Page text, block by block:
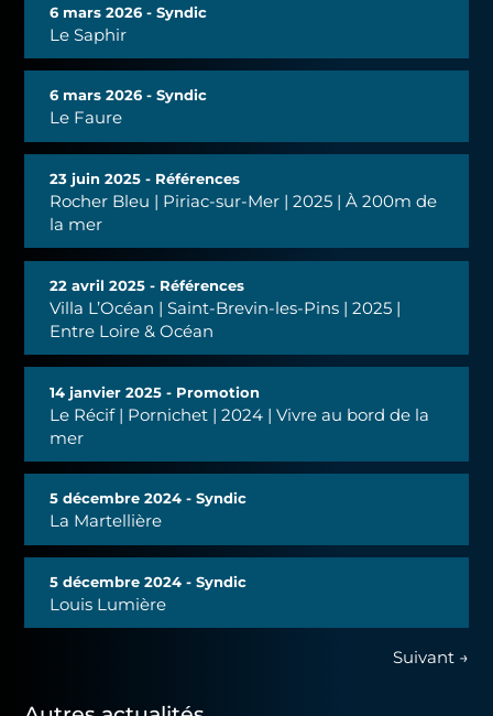
6 mars 2026 - Syndic
Le Saphir
6 mars 2026 - Syndic
Le Faure
23 juin 2025 - Références
Rocher Bleu | Piriac-sur-Mer | 2025 | À 200m de
la mer
22 avril 2025 - Références
Villa L’Océan | Saint-Brevin-les-Pins | 2025 |
Entre Loire & Océan
14 janvier 2025 - Promotion
Le Récif | Pornichet | 2024 | Vivre au bord de la
mer
5 décembre 2024 - Syndic
La Martellière
5 décembre 2024 - Syndic
Louis Lumière
Suivant →